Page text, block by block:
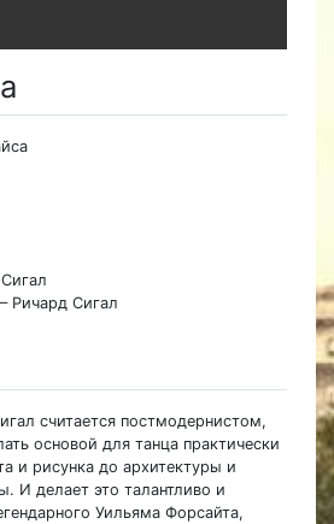
Ричард Сигал
считается постмодернистом,
основой для танца практически
и рисунка до архитектуры и
И делает это талантливо и
Уильяма Форсайта,